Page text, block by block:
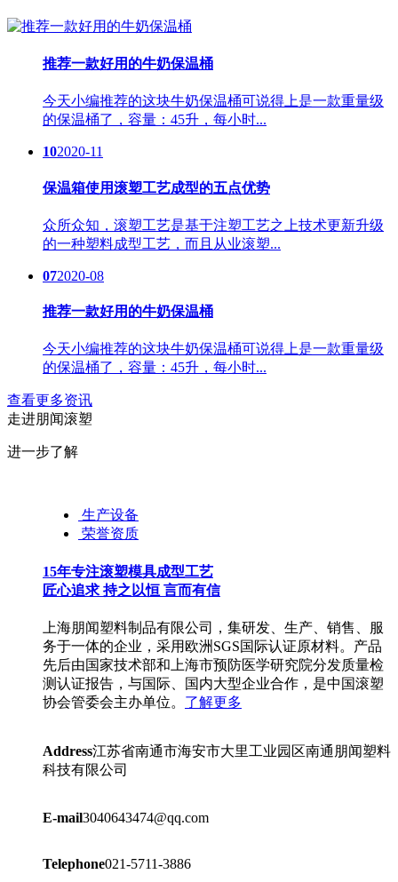
推荐一款好用的牛奶保温桶
今天小编推荐的这块牛奶保温桶可说得上是一款重量级
的保温桶了，容量：45升，每小时...
102020-11
保温箱使用滚塑工艺成型的五点优势
众所众知，滚塑工艺是基于注塑工艺之上技术更新升级
的一种塑料成型工艺，而且从业滚塑...
072020-08
推荐一款好用的牛奶保温桶
今天小编推荐的这块牛奶保温桶可说得上是一款重量级
的保温桶了，容量：45升，每小时...
查看更多资讯
走进朋闻滚塑
进一步了解
生产设备
荣誉资质
15年专注滚塑模具成型工艺
匠心追求 持之以恒 言而有信
上海朋闻塑料制品有限公司，集研发、生产、销售、服
务于一体的企业，采用欧洲SGS国际认证原材料。产品
先后由国家技术部和上海市预防医学研究院分发质量检
测认证报告，与国际、国内大型企业合作，是中国滚塑
协会管委会主办单位。 了解更多
Address江苏省南通市海安市大里工业园区南通朋闻塑料
科技有限公司
E-mail3040643474@qq.com
Telephone021-5711-3886